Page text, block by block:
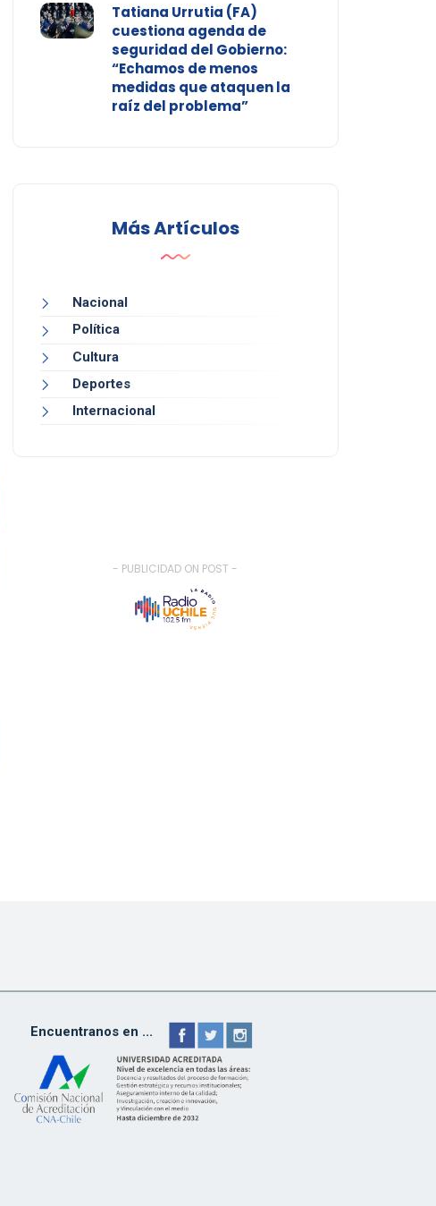
Tatiana Urrutia (FA)
cuestiona agenda de
seguridad del Gobierno:
“Echamos de menos
medidas que ataquen la
raíz del problema”
Más Artículos
Nacional
Política
Cultura
Deportes
Internacional
- PUBLICIDAD ON POST -
Encuentranos en ...